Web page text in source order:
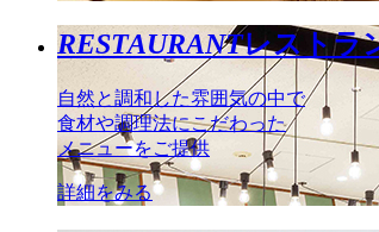
RESTAURANTレストラ
自然と調和した雰囲気の中で
食材や調理法にこだわった
メニューをご提供
詳細をみる